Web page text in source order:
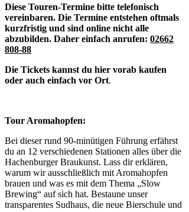
Diese Touren-Termine bitte telefonisch
vereinbaren. Die Termine entstehen oftmals
kurzfristig und sind online nicht alle
abzubilden. Daher einfach anrufen: 02662
808-88
Die Tickets kannst du hier vorab kaufen
oder auch einfach vor Ort.
Tour Aromahopfen:
Bei dieser rund 90-minütigen Führung erfährst
du an 12 verschiedenen Stationen alles über die
Hachenburger Braukunst. Lass dir erklären,
warum wir ausschließlich mit Aromahopfen
brauen und was es mit dem Thema „Slow
Brewing“ auf sich hat. Bestaune unser
transparentes Sudhaus, die neue Bierschule und